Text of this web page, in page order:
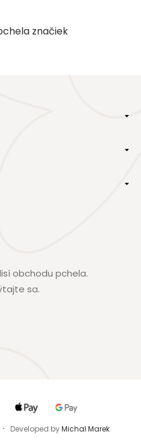
značiek
obchodu pchela.
sa.
Developed by Michal Marek